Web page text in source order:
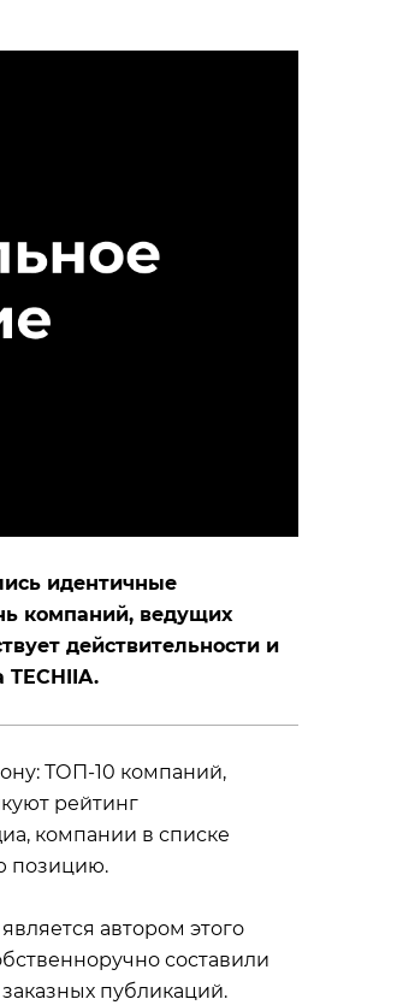
идентичные
компаний, ведущих
действительности и
ТОП-10 компаний,
рейтинг
компании в списке
позицию.
автором этого
составили
публикаций.